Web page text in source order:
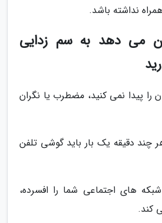
نداشته باشد.
می دهد به سم زدایی
را پیدا نمی کنید، مضطرب یا نگران
چند دقیقه یک بار باید گوشی تلفن
های اجتماعی شما را افسرده،
کند.